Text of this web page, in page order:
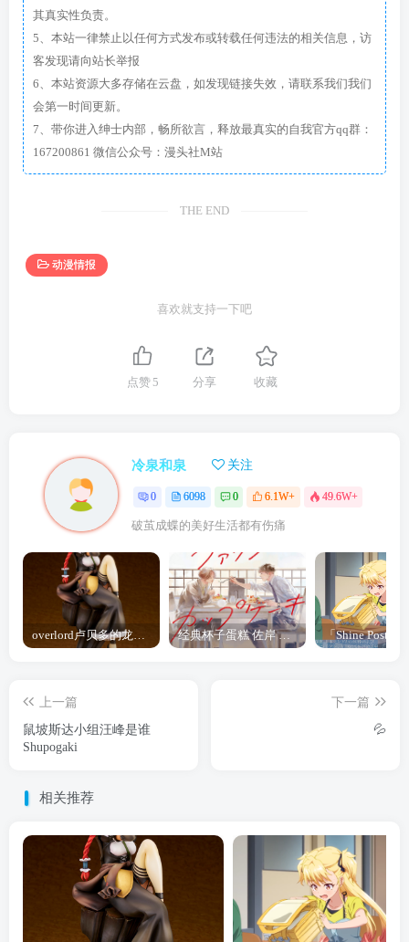
其真实性负责。
5、本站一律禁止以任何方式发布或转载任何违法的相关信息，访
客发现请向站长举报
6、本站资源大多存储在云盘，如发现链接失效，请联系我们我们
会第一时间更新。
7、带你进入绅士内部，畅所欲言，释放最真实的自我官方qq群：
167200861 微信公众号：漫头社M站
THE END
动漫情报
喜欢就支持一下吧
点赞 5 分享 收藏
冷泉和泉 关注
0 6098 0 6.1W+ 49.6W+
破茧成蝶的美好生活都有伤痛
overlord卢贝多的龙王谁厉害 「Overlord」露普斯蕾琪娜·贝塔手办开订 经典杯子蛋糕 佐岸 漫画「经典杯子蛋糕」宣布真人日剧化
上一篇
鼠坡斯达小组汪峰是谁
Shupogaki
下一篇
💦
相关推荐